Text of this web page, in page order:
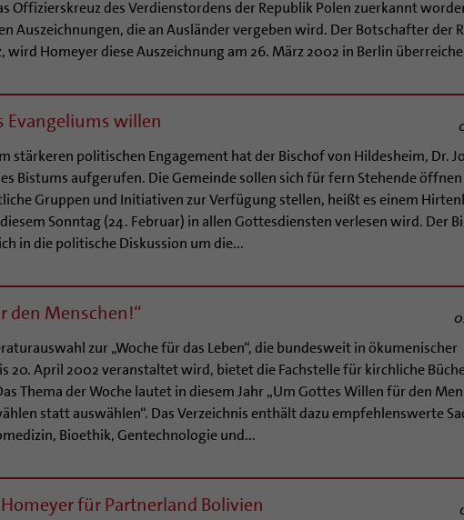
Offizierskreuz des Verdienstordens der Republik Polen zuerkannt
Auszeichnungen, die an Ausländer vergeben wird. Der Botschafter der
wird Homeyer diese Auszeichnung am 26. März 2002 in Berlin
Evangeliums willen
stärkeren politischen Engagement hat der Bischof von Hildesheim, Dr.
Bistums aufgerufen. Die Gemeinde sollen sich für fern Stehende
Gruppen und Initiativen zur Verfügung stellen, heißt es einem
Sonntag (24. Februar) in allen Gottesdiensten verlesen wird. Der
in die politische Diskussion um die...
den Menschen!“
zur „Woche für das Leben“, die bundesweit in ökumenischer
20. April 2002 veranstaltet wird, bietet die Fachstelle für kirchliche
Thema der Woche lautet in diesem Jahr „Um Gottes Willen für den
statt auswählen“. Das Verzeichnis enthält dazu empfehlenswerte
Bioethik, Gentechnologie und...
für Partnerland Bolivien